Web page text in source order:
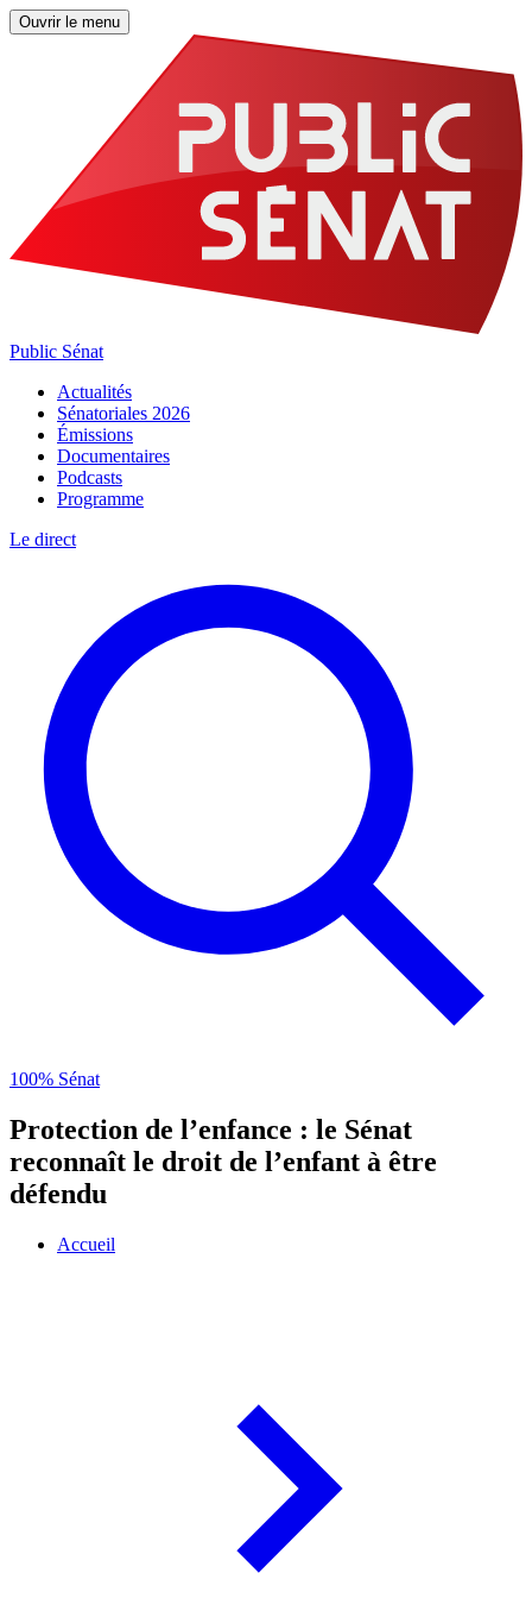
Ouvrir le menu
Public Sénat
Actualités
Sénatoriales 2026
Émissions
Documentaires
Podcasts
Programme
Le direct
100% Sénat
Protection de l’enfance : le Sénat
reconnaît le droit de l’enfant à être
défendu
Accueil